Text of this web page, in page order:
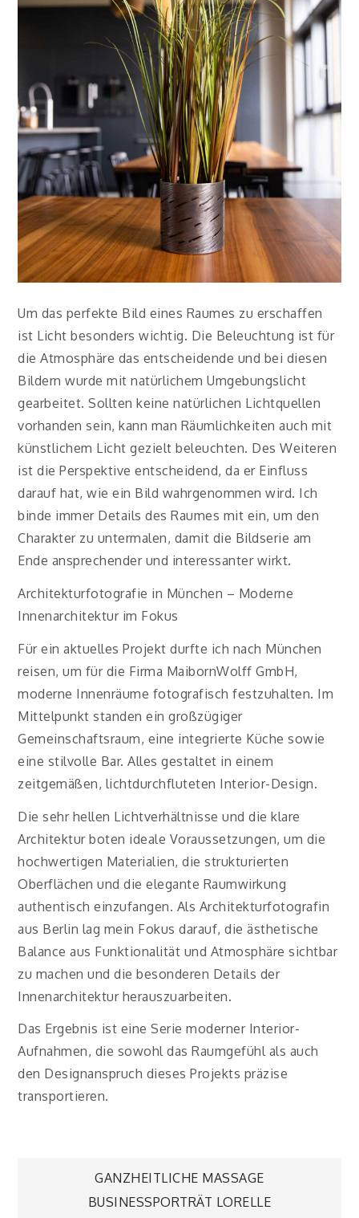
Um das perfekte Bild eines Raumes zu erschaffen
ist Licht besonders wichtig. Die Beleuchtung ist für
die Atmosphäre das entscheidende und bei diesen
Bildern wurde mit natürlichem Umgebungslicht
gearbeitet. Sollten keine natürlichen Lichtquellen
vorhanden sein, kann man Räumlichkeiten auch mit
künstlichem Licht gezielt beleuchten. Des Weiteren
ist die Perspektive entscheidend, da er Einfluss
darauf hat, wie ein Bild wahrgenommen wird. Ich
binde immer Details des Raumes mit ein, um den
Charakter zu untermalen, damit die Bildserie am
Ende ansprechender und interessanter wirkt.
Architekturfotografie in München – Moderne
Innenarchitektur im Fokus
Für ein aktuelles Projekt durfte ich nach München
reisen, um für die Firma MaibornWolff GmbH,
moderne Innenräume fotografisch festzuhalten. Im
Mittelpunkt standen ein großzügiger
Gemeinschaftsraum, eine integrierte Küche sowie
eine stilvolle Bar. Alles gestaltet in einem
zeitgemäßen, lichtdurchfluteten Interior-Design.
Die sehr hellen Lichtverhältnisse und die klare
Architektur boten ideale Voraussetzungen, um die
hochwertigen Materialien, die strukturierten
Oberflächen und die elegante Raumwirkung
authentisch einzufangen. Als Architekturfotografin
aus Berlin lag mein Fokus darauf, die ästhetische
Balance aus Funktionalität und Atmosphäre sichtbar
zu machen und die besonderen Details der
Innenarchitektur herauszuarbeiten.
Das Ergebnis ist eine Serie moderner Interior-
Aufnahmen, die sowohl das Raumgefühl als auch
den Designanspruch dieses Projekts präzise
transportieren.
Beitragsnavigation
GANZHEITLICHE MASSAGE
BUSINESSPORTRÄT LORELLE